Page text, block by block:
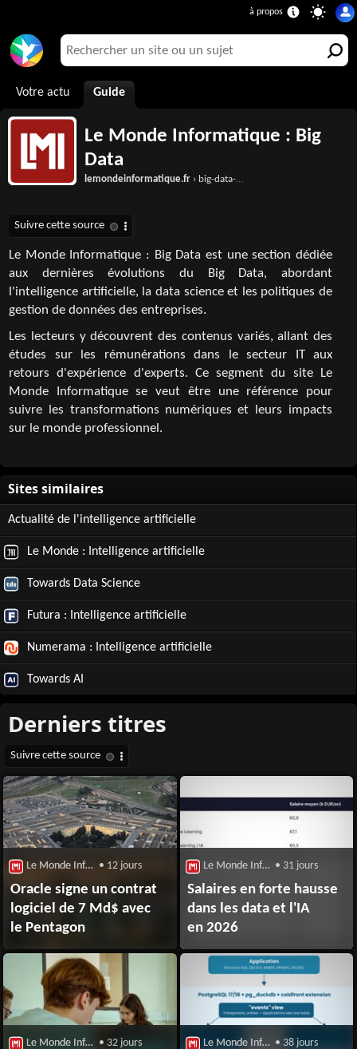
Votre actu Guide
Le Monde Informatique : Big
Data
lemondeinformatique.fr › big-data-139.html
Le Monde Informatique : Big Data est une section dédiée
aux dernières évolutions du Big Data, abordant
l'intelligence artificielle, la data science et les politiques de
gestion de données des entreprises.
Les lecteurs y découvrent des contenus variés, allant des
études sur les rémunérations dans le secteur IT aux
retours d'expérience d'experts. Ce segment du site Le
Monde Informatique se veut être une référence pour
suivre les transformations numériques et leurs impacts
sur le monde professionnel.
Actualité de l'intelligence artificielle
Le Monde : Intelligence artificielle
Towards Data Science
Futura : Intelligence artificielle
Numerama : Intelligence artificielle
Towards AI
Le Monde Informatique : Big Data • 12 jours
Oracle signe un contrat
logiciel de 7 Md$ avec
le Pentagon
Le Monde Informatique : Big Data • 31 jours
Salaires en forte hausse
dans les data et l'IA
en 2026
Le Monde Informatique : Big Data • 32 jours Le Monde Informatique : Big Data • 38 jours